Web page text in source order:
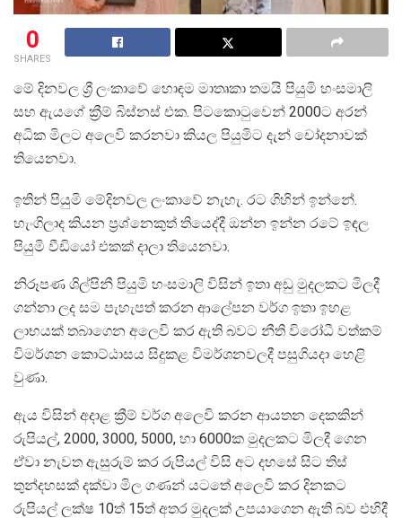
0
SHARES
මේ දිනවල ශ්‍රී ලංකාවේ හොඳම මාතෘකා තමයි පියුමි හංසමාලි
සහ ඇයගේ ක්‍රීම් බිස්නස් එක. පිටකොටුවෙන් 2000ට අරන්
අධික මිලට අලෙවි කරනවා කියල පියුමිට දැන් චෝදනාවක්
තියෙනවා.
ඉතින් පියුමි මේදිනවල ලංකාවේ නැහැ. රට ගිහින් ඉන්නේ.
හැංගිලාද කියන ප්‍රශ්නෙකුත් තියෙද්දී ඔන්න ඉන්න රටේ ඉඳල
පියුමි වීඩියෝ එකක් දාලා තියෙනවා.
නිරූපණ ශිල්පිනී පියුමි හංසමාලි විසින් ඉතා අඩු මුදලකට මිලදී
ගන්නා ලද සම පැහැපත් කරන ආලේපන වර්ග ඉතා ඉහළ
ලාභයක් තබාගෙන අලෙවි කර ඇති බවට නීති විරෝධී වත්කම්
විමර්ශන කොට්ඨාසය සිදුකළ විමර්ශනවලදී පසුගියදා හෙළි
වුණා.
ඇය විසින් අදාළ ක්‍රීම් වර්ග අලෙවි කරන ආයතන දෙකකින්
රුපියල්, 2000, 3000, 5000, හා 6000ක මුදලකට මිලදී ගෙන
ඒවා නැවත ඇසුරුම් කර රුපියල් විසි අට දහසේ සිට තිස්
තුන්දහසක් දක්වා මිල ගණන් යටතේ අලෙවි කර දිනකට
රුපියල් ලක්ෂ 10ත් 15ත් අතර මුදලක් උපයාගෙන ඇති බව එහිදී